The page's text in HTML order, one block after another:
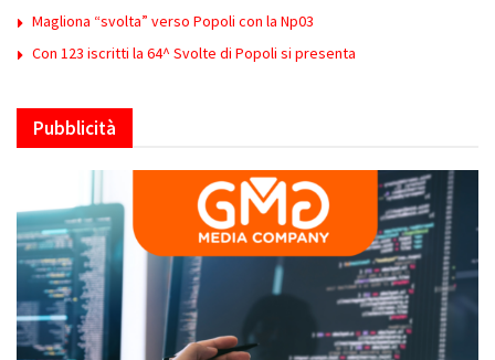
Magliona “svolta” verso Popoli con la Np03
Con 123 iscritti la 64^ Svolte di Popoli si presenta
Pubblicità